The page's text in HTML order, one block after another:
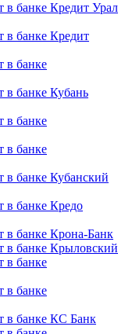
банке Кредит Урал
в банке Кредит
в банке
банке Кубань
в банке
в банке
банке Кубанский
в банке Кредо
в банке Крона-Банк
в банке Крыловский
в банке
в банке
в банке КС Банк